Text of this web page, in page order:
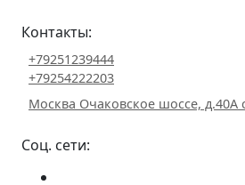
Контакты:
+79251239444
+79254222203
Москва Очаковское шоссе, д.40А
Соц. сети: